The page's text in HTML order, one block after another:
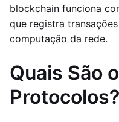
blockchain funciona
que registra
computação da rede.
Quais São
Protocolos?